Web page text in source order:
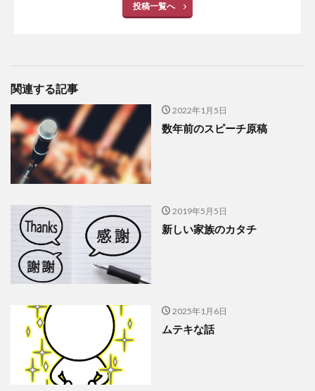
投稿一覧へ
関連する記事
2022年1月5日
数年前のスピーチ原稿
2019年5月5日
新しい家族のカタチ
2025年1月6日
ムテキな話